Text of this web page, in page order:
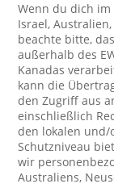
Wenn du dich im
Israel,
beachte bitte,
außerhalb des
Kanadas
kann die
den Zugriff aus
einschließlich
den lokalen und/
Schutzniveau
wir
Australiens,